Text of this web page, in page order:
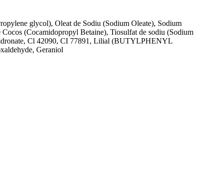
glycol), Oleat de Sodiu (Sodium Oleate), Sodium
(Cocamidopropyl Betaine), Tiosulfat de sodiu (Sodium
Cl 42090, CI 77891, Lilial (BUTYLPHENYL
Geraniol